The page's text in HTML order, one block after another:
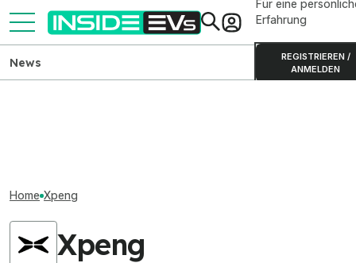
Für eine
Erfahrung
REGISTRIEREN /
ANMELDEN
News
Home Xpeng
Xpeng